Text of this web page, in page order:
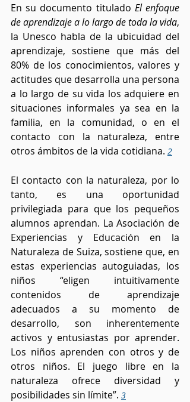
En su documento titulado El enfoque
de aprendizaje a lo largo de toda la vida,
la Unesco habla de la ubicuidad del
aprendizaje, sostiene que más del
80% de los conocimientos, valores y
actitudes que desarrolla una persona
a lo largo de su vida los adquiere en
situaciones informales ya sea en la
familia, en la comunidad, o en el
contacto con la naturaleza, entre
otros ámbitos de la vida cotidiana. 2
El contacto con la naturaleza, por lo
tanto, es una oportunidad
privilegiada para que los pequeños
alumnos aprendan. La Asociación de
Experiencias y Educación en la
Naturaleza de Suiza, sostiene que, en
estas experiencias autoguiadas, los
niños “eligen intuitivamente
contenidos de aprendizaje
adecuados a su momento de
desarrollo, son inherentemente
activos y entusiastas por aprender.
Los niños aprenden con otros y de
otros niños. El juego libre en la
naturaleza ofrece diversidad y
posibilidades sin límite”. 3